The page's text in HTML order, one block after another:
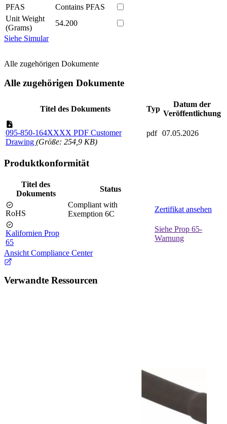
PFAS
Contains PFAS
Unit Weight
(Grams)
54.200
Siehe Simular
Alle zugehörigen Dokumente
Alle zugehörigen Dokumente
Titel des Dokuments Typ
Datum der
Veröffentlichung
095-850-164XXXX PDF Customer
Drawing (Größe: 254,9 KB)
pdf 07.05.2026
Produktkonformität
Titel des
Dokuments
Status
RoHS
Compliant with
Exemption 6C
Zertifikat ansehen
Kalifornien Prop
65
Siehe Prop 65-
Warnung
Ansicht Compliance Center
Verwandte Ressourcen